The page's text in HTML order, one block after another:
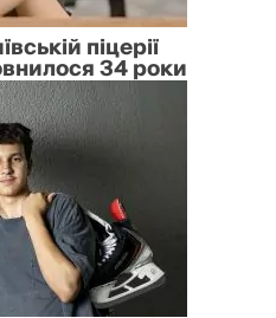
піцерії
34 роки